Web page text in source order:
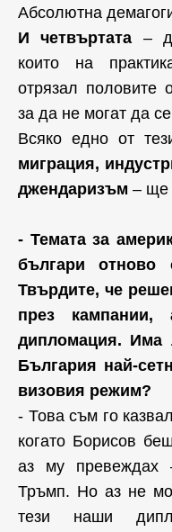
Абсолютна
И четвъртата –
които на
отрязал половите
за да не могат да
Всяко едно от
миграция,
джендаризъм – ще
- Темата за
българи отново
Твърдите, че
през кампании,
дипломация. Има
България най-
визовия режим?
- Това съм го
когато Борисов
аз му
Тръмп. Но аз не
тези наши